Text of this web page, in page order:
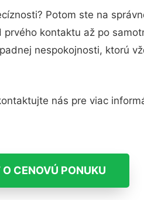
Potom ste na
kontaktu až po
nespokojnosti, ktorú
nás pre viac
CENOVÚ PONUKU